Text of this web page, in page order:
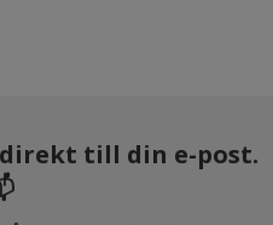
till din e-post.